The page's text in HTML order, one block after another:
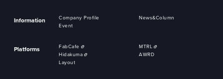
Information Company Profile
News&Column
Event
Platforms FabCafe
MTRL
Hidakuma
AWRD
Layout